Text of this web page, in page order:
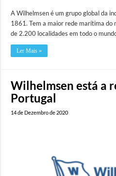
A Wilhelmsen é um grupo global da
1861. Tem a maior rede marítima do
de 2.200 localidades em todo o
Ler Mais »
Wilhelmsen está a
Portugal
14 de Dezembro de 2020